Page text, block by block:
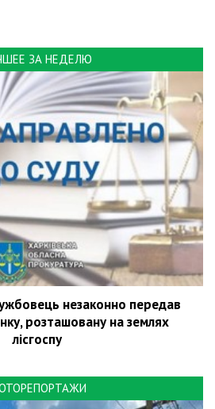
ЗА НЕДЕЛЮ
незаконно передав
розташовану на землях
лісгоспу